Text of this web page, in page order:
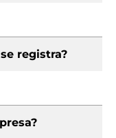
registra?